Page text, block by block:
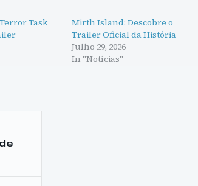
Task
Mirth Island: Descobre o
Trailer Oficial da História
Julho 29, 2026
In "Notícias"